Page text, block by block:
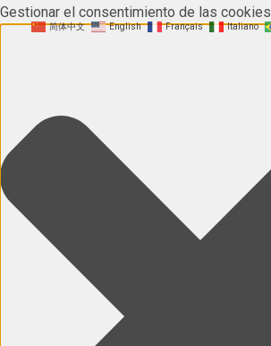
Gestionar el consentimiento de las cookies
简体中文 English Français Italiano